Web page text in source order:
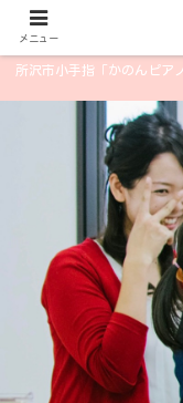
所沢市小手指「かのんピア
メニュー